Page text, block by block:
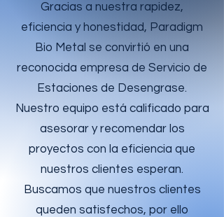
Gracias a nuestra rapidez,
eficiencia y honestidad, Paradigm
Bio Metal se convirtió en una
reconocida empresa de Servicio de
Estaciones de Desengrase.
Nuestro equipo está calificado para
asesorar y recomendar los
proyectos con la eficiencia que
nuestros clientes esperan.
Buscamos que nuestros clientes
queden satisfechos, por ello